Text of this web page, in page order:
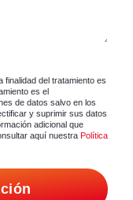
finalidad del tratamiento es
es el
de datos salvo en los
y suprimir sus datos
adicional que
aquí nuestra Política